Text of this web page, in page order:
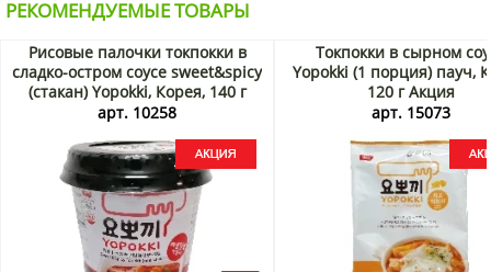
РЕКОМЕНДУЕМЫЕ ТОВАРЫ
Рисовые палочки токпокки в
сладко-остром соусе sweet&spicy
(стакан) Yopokki, Корея, 140 г
Акция
арт. 10258
Токпокки в сырном
Yopokki (1 порция) пауч,
120 г Акция
арт. 15073